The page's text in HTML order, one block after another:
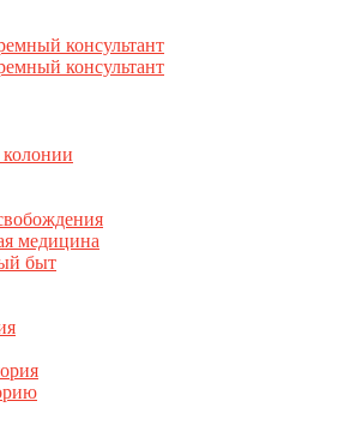
консультант
консультант
медицина
быт